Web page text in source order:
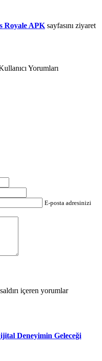
Royale APK sayfasını ziyaret
Yorumları
E-posta adresinizi
içeren yorumlar
Deneyimin Geleceği